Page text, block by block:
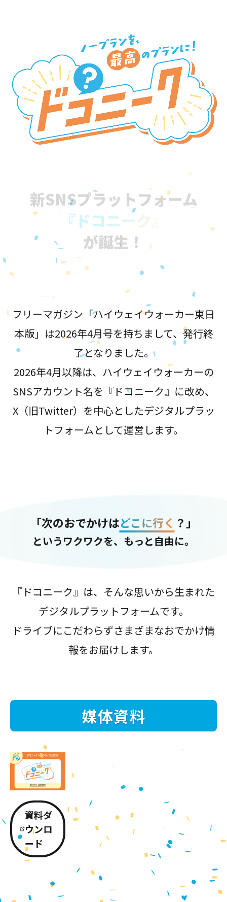
新SNSプラットフォーム
『ドコニーク』
が誕生！
フリーマガジン「ハイウェイウォーカー東日
本版」は2026年4月号を持ちまして、発行終
了となりました。
2026年4月以降は、ハイウェイウォーカーの
SNSアカウント名を『ドコニーク』に改め、
X（旧Twitter）を中心としたデジタルプラッ
トフォームとして運営します。
「次のおでかけはどこに行く ？」
というワクワクを、もっと自由に。
『ドコニーク』は、そんな思いから生まれた
デジタルプラットフォームです。
ドライブにこだわらずさまざまなおでかけ情
報をお届けします。
媒体資料
資料ダ
ウンロ
ード